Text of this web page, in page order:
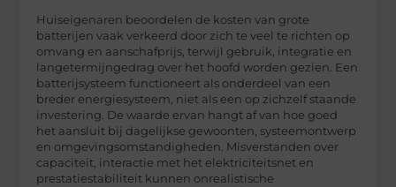
Huiseigenaren beoordelen de kosten van grote
batterijen vaak verkeerd door zich te veel te richten op
omvang en aanschafprijs, terwijl gebruik, integratie en
langetermijngedrag over het hoofd worden gezien. Een
batterijsysteem functioneert als onderdeel van een
breder energiesysteem, niet als een op zichzelf staande
investering. De waarde ervan hangt af van hoe goed
het aansluit bij dagelijkse gewoonten, systeemontwerp
en omgevingsomstandigheden. Misverstanden over
capaciteit, interactie met het elektriciteitsnet en
prestatiestabiliteit kunnen onrealistische